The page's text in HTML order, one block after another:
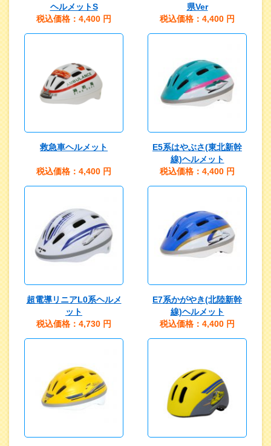
ヘルメットS
税込価格：4,400 円
県Ver
税込価格：4,400 円
救急車ヘルメット
税込価格：4,400 円
E5系はやぶさ(東北新幹
線)ヘルメット
税込価格：4,400 円
超電導リニアL0系ヘルメ
ット
税込価格：4,730 円
E7系かがやき(北陸新幹
線)ヘルメット
税込価格：4,400 円